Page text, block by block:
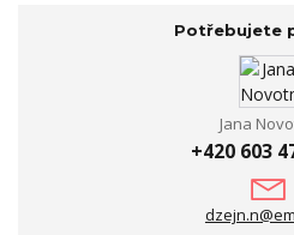
Potřebujete
Jana
+420 603